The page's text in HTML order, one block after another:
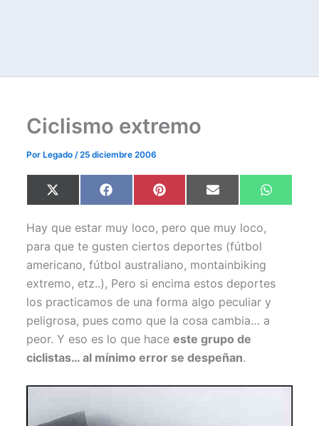
Ciclismo extremo
Por Legado/25 diciembre 2006
Compartir
en
X
(
w
i
t
t
e
)
Compartir
en
F
a
e
b
o
o
k
Compartir
en
P
i
t
e
r
e
s
Compartir
en
E
m
i
l
en
W
h
Hay que estar muy loco, pero que muy loco,
para que te gusten ciertos deportes (fútbol
americano, fútbol australiano, montainbiking
extremo, etz..), Pero si encima estos deportes
los practicamos de una forma algo peculiar y
peligrosa, pues como que la cosa cambia… a
peor. Y eso es lo que haceeste grupo de
ciclistas… al mínimo error se despeñan.